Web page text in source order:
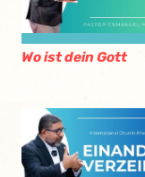
Wo ist dein Gott